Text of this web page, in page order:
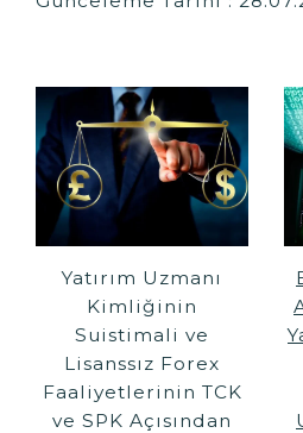
Yatırım Uzmanı
Kimliğinin
Suistimali ve
Lisanssız Forex
Faaliyetlerinin TCK
ve SPK Açısından